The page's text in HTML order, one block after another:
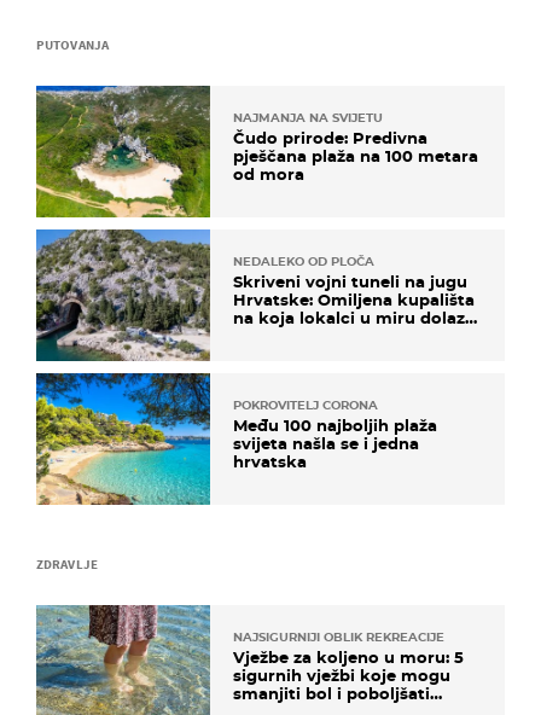
ZDRAVLJE
NAJSIGURNIJI OBLIK REKREACIJE
Vježbe za koljeno u moru: 5
sigurnih vježbi koje mogu
smanjiti bol i poboljšati
PUTOVANJA
NAJMANJA NA SVIJETU
Čudo prirode: Predivna
pješčana plaža na 100 metara
od mora
NEDALEKO OD PLOČA
Skriveni vojni tuneli na jugu
Hrvatske: Omiljena kupališta
na koja lokalci u miru dolaze
POKROVITELJ CORONA
Među 100 najboljih plaža
svijeta našla se i jedna
hrvatska